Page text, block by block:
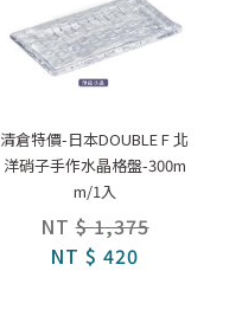
清倉特價-日本DOUBLE F 北
洋硝子手作水晶格盤-300m
m/1入
NT $ 1,375
NT $ 420